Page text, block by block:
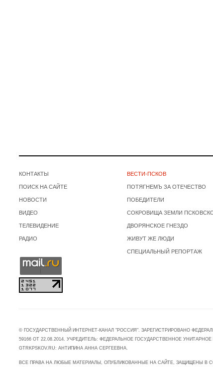
КОНТАКТЫ
ПОИСК НА САЙТЕ
НОВОСТИ
ВИДЕО
ТЕЛЕВИДЕНИЕ
РАДИО
ВЕСТИ-ПСКОВ
ПОТЯГНЕМЪ ЗА ОТЕЧЕСТВО
ПОБЕДИТЕЛИ
СОКРОВИЩА ЗЕМЛИ
ДВОРЯНСКОЕ ГНЕЗДО
ЖИВУТ ЖЕ ЛЮДИ
СПЕЦИАЛЬНЫЙ РЕПОРТАЖ
© ГОСУДАРСТВЕННЫЙ ИНТЕРНЕТ-КАНАЛ "РОССИЯ". ЗАРЕГИСТРИРОВАНО
59166 ОТ 22.08.2014. УЧРЕДИТЕЛЬ: ФЕДЕРАЛЬНОЕ ГОСУДАРСТВЕННОЕ
GTRKPSKOV.RU: АНТИПИНА АННА СЕРГЕЕВНА.
ВСЕ ПРАВА НА ЛЮБЫЕ МАТЕРИАЛЫ, ОПУБЛИКОВАННЫЕ НА САЙТЕ, ЗАЩИЩЕНЫ В